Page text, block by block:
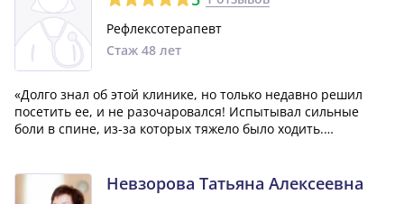
Рефлексотерапевт
Стаж 48 лет
«Долго знал об этой клинике, но только недавно решил
посетить ее, и не разочаровался! Испытывал сильные
боли в спине, из-за которых тяжело было ходить.
каких-либо побочных эффектов. Сейчас ве...»
Невзорова Татьяна Алексеевна